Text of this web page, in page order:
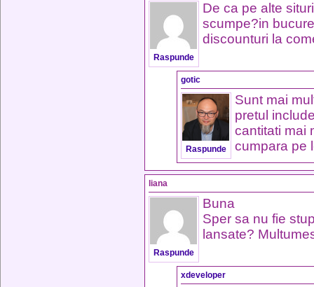
Raspunde
De ca pe alte
scumpe?in
discounturi la
gotic
Raspunde
Sunt mai
pretul
cantitati mai
cumpara pe
liana
Raspunde
Buna
Sper sa nu fie
lansate?
xdeveloper